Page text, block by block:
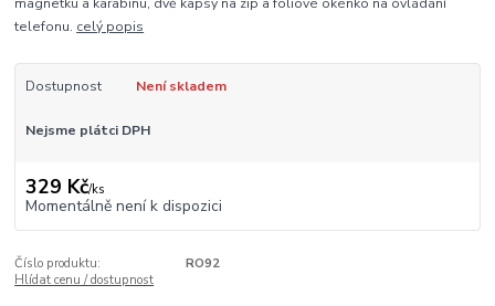
magnetku a karabinu, dvě kapsy na zip a fóliové okénko na ovládání
telefonu. celý popis
Dostupnost Není skladem
Nejsme plátci DPH
329 Kč/ks
Momentálně není k dispozici
Číslo produktu:
RO92
Hlídat cenu / dostupnost